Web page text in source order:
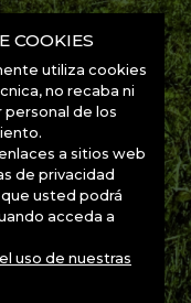
COOKIES
utiliza cookies
no recaba ni
de los
a sitios web
de privacidad
usted podrá
acceda a
uso de nuestras